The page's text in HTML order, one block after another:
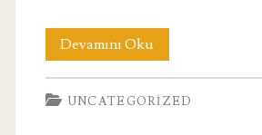
Devamını OkuThe
Cost
of
UNCATEGORIZED